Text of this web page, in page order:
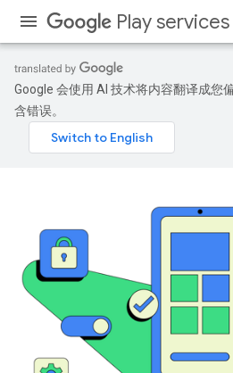
Play services
Google 会使用 AI 技术将内容翻译成您
含错误。